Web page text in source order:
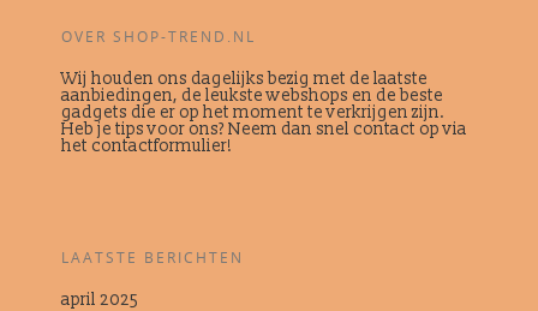
OVER SHOP-TREND.NL
Wij houden ons dagelijks bezig met de laatste
aanbiedingen, de leukste webshops en de beste
gadgets die er op het moment te verkrijgen zijn.
Heb je tips voor ons? Neem dan snel contact op via
het contactformulier!
LAATSTE BERICHTEN
april 2025